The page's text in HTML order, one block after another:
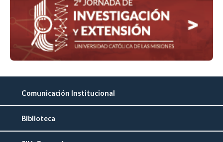
Comunicación Institucional
Biblioteca